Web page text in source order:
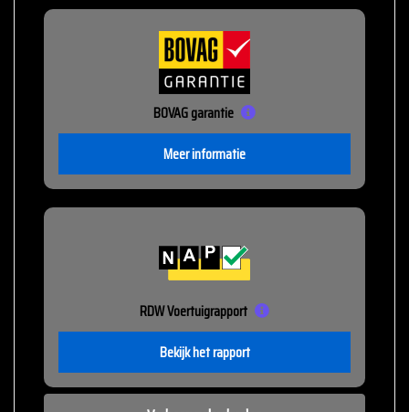
BOVAG garantie
Meer informatie
RDW Voertuigrapport
Bekijk het rapport